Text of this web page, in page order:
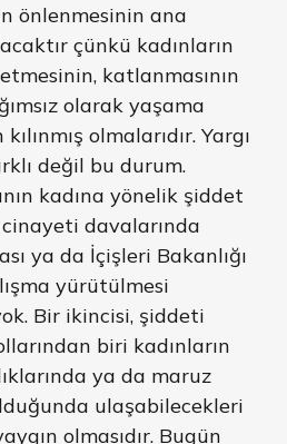
önlenmesinin ana
çünkü kadınların
katlanmasının
olarak yaşama
olmalarıdır. Yargı
değil bu durum.
kadına yönelik şiddet
davalarında
ya da İçişleri Bakanlığı
yürütülmesi
Bir ikincisi, şiddeti
biri kadınların
ya da maruz
ulaşabilecekleri
olmasıdır. Bugün